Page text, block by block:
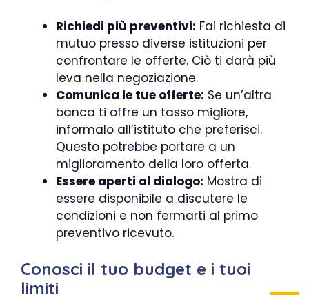
Richiedi più preventivi: Fai richiesta di
mutuo presso diverse istituzioni per
confrontare le offerte. Ciò ti darà più
leva nella negoziazione.
Comunica le tue offerte: Se un’altra
banca ti offre un tasso migliore,
informalo all’istituto che preferisci.
Questo potrebbe portare a un
miglioramento della loro offerta.
Essere aperti al dialogo: Mostra di
essere disponibile a discutere le
condizioni e non fermarti al primo
preventivo ricevuto.
Conosci il tuo budget e i tuoi
limiti